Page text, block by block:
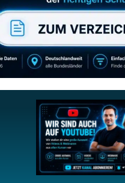
wenn dir unsere
ZUM YOUTUBE